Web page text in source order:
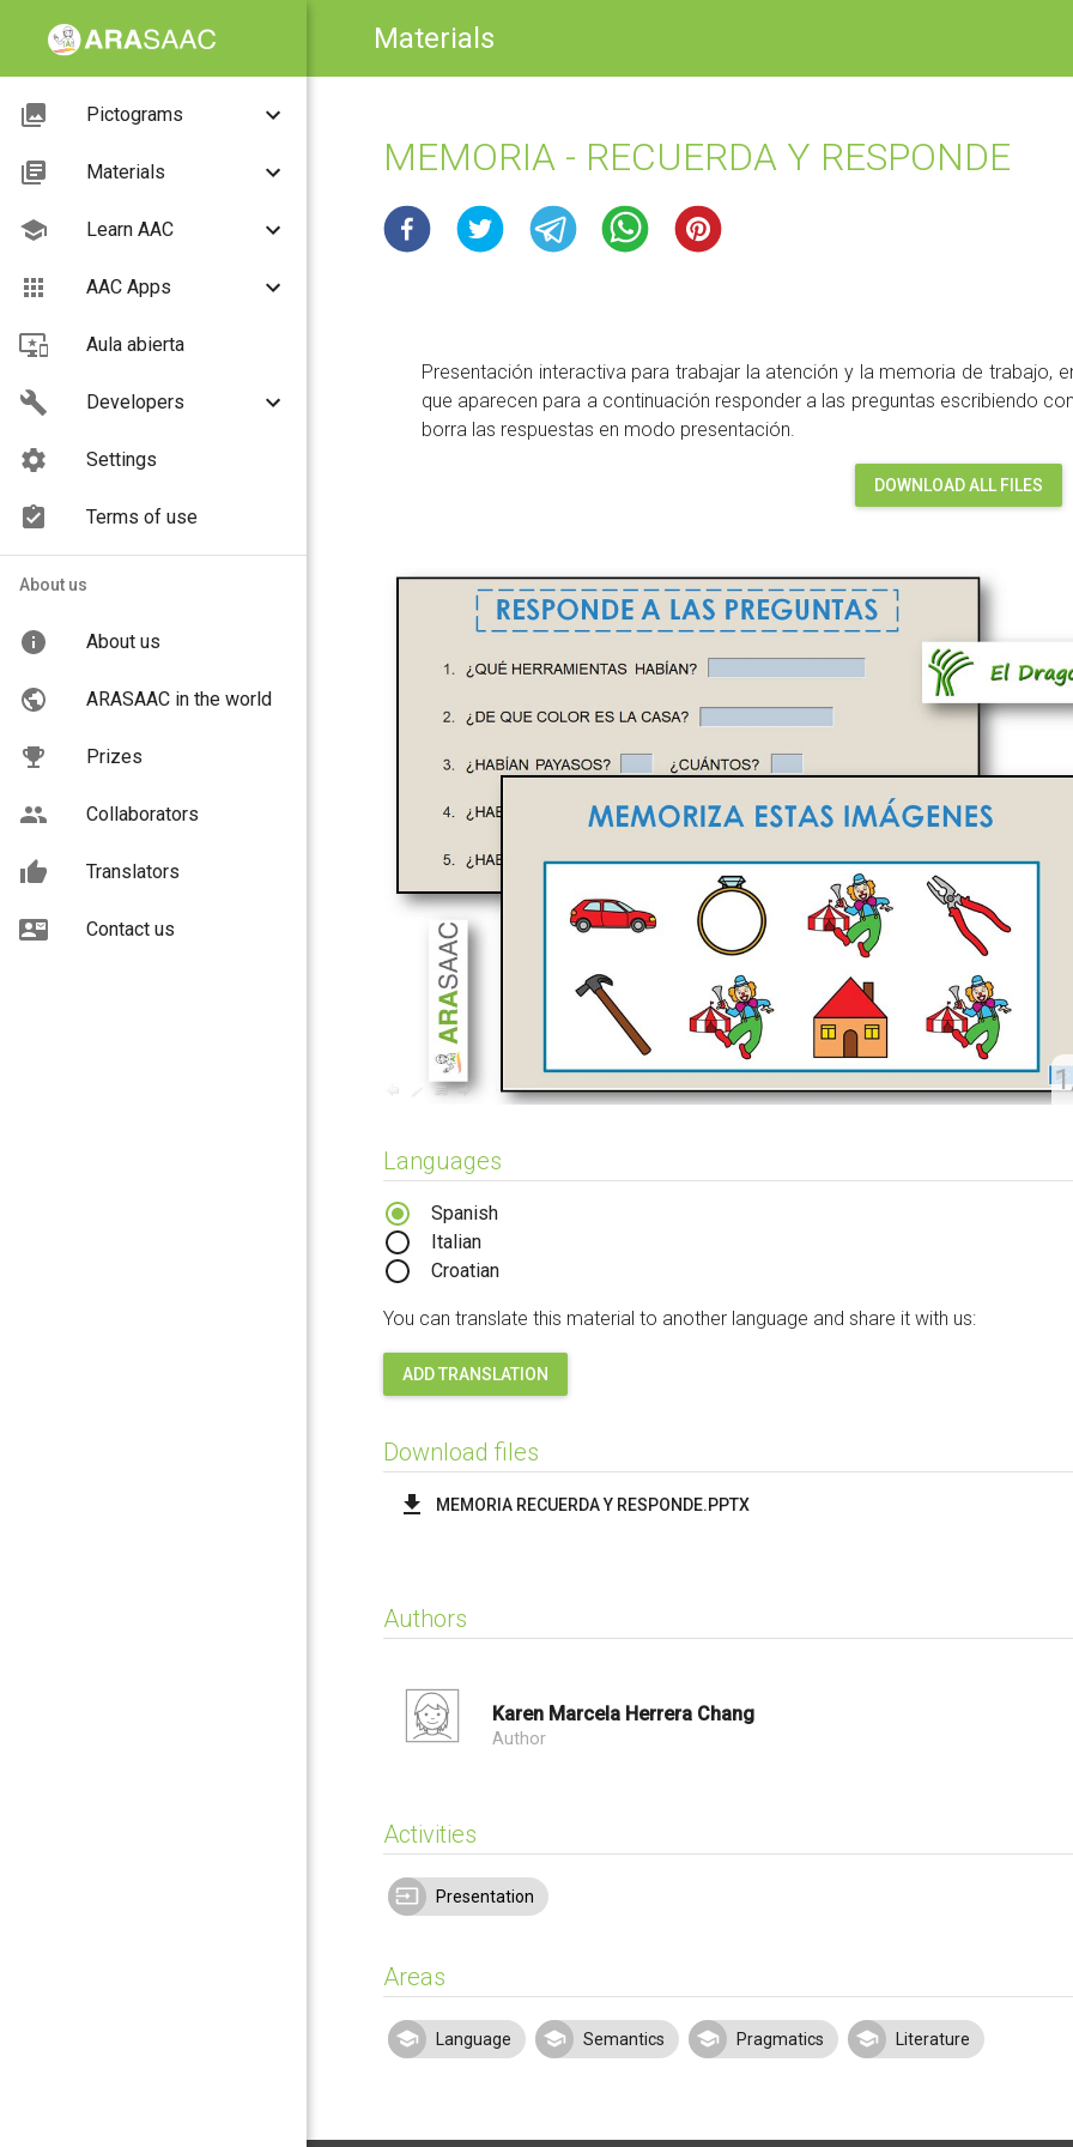
Materials
MEMORIA - RECUERDA Y RESPONDE
Presentación interactiva para trabajar la atención y la memoria de trabajo,
que aparecen para a continuación responder a las preguntas escribiendo
borra las respuestas en modo presentación.
DOWNLOAD ALL FILES
Languages
Spanish
Italian
Croatian
You can translate this material to another language and share it with us:
ADD TRANSLATION
Download files
MEMORIA RECUERDA Y RESPONDE.PPTX
Authors
Karen Marcela Herrera Chang
Author
Activities
Presentation
Areas
Language Semantics Pragmatics Literature
Pictograms
Materials
Learn AAC
AAC Apps
Aula abierta
Developers
Settings
Terms of use
About us
About us
ARASAAC in the world
Prizes
Collaborators
Translators
Contact us